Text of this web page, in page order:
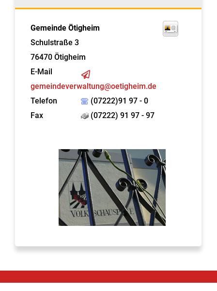
Gemeinde Ötigheim
Schulstraße 3
76470 Ötigheim
E-Mail
gemeindeverwaltung@oetigheim.de
Telefon
(07222)91 97 - 0
Fax
(07222) 91 97 - 97